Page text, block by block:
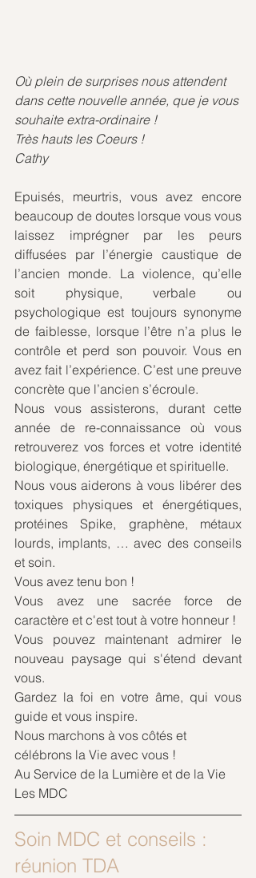
Où plein de surprises nous attendent
dans cette nouvelle année, que je vous
souhaite extra-ordinaire !
Très hauts les Coeurs !
Cathy
Epuisés, meurtris, vous avez encore
beaucoup de doutes lorsque vous vous
laissez imprégner par les peurs
diffusées par l’énergie caustique de
l’ancien monde. La violence, qu’elle
soit physique, verbale ou
psychologique est toujours synonyme
de faiblesse, lorsque l’être n’a plus le
contrôle et perd son pouvoir. Vous en
avez fait l’expérience. C’est une preuve
concrète que l’ancien s’écroule.
Nous vous assisterons, durant cette
année de re-connaissance où vous
retrouverez vos forces et votre identité
biologique, énergétique et spirituelle.
Nous vous aiderons à vous libérer des
toxiques physiques et énergétiques,
protéines Spike, graphène, métaux
lourds, implants, … avec des conseils
et soin.
Vous avez tenu bon !
Vous avez une sacrée force de
caractère et c'est tout à votre honneur !
Vous pouvez maintenant admirer le
nouveau paysage qui s'étend devant
vous.
Gardez la foi en votre âme, qui vous
guide et vous inspire.
Nous marchons à vos côtés et
célébrons la Vie avec vous !
Au Service de la Lumière et de la Vie
Les MDC
Soin MDC et conseils :
réunion TDA